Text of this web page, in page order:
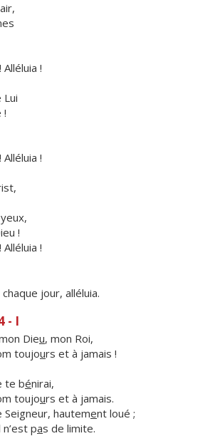
Alléluia !
Lui
!
Alléluia !
!
Alléluia !
jour, alléluia.
- I
Dieu, mon Roi,
toujours et à jamais !
te bénirai,
toujours et à jamais.
hautement loué ;
pas de limite.